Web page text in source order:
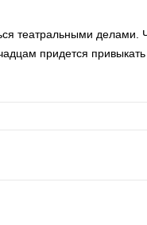
театральными делами.
придется